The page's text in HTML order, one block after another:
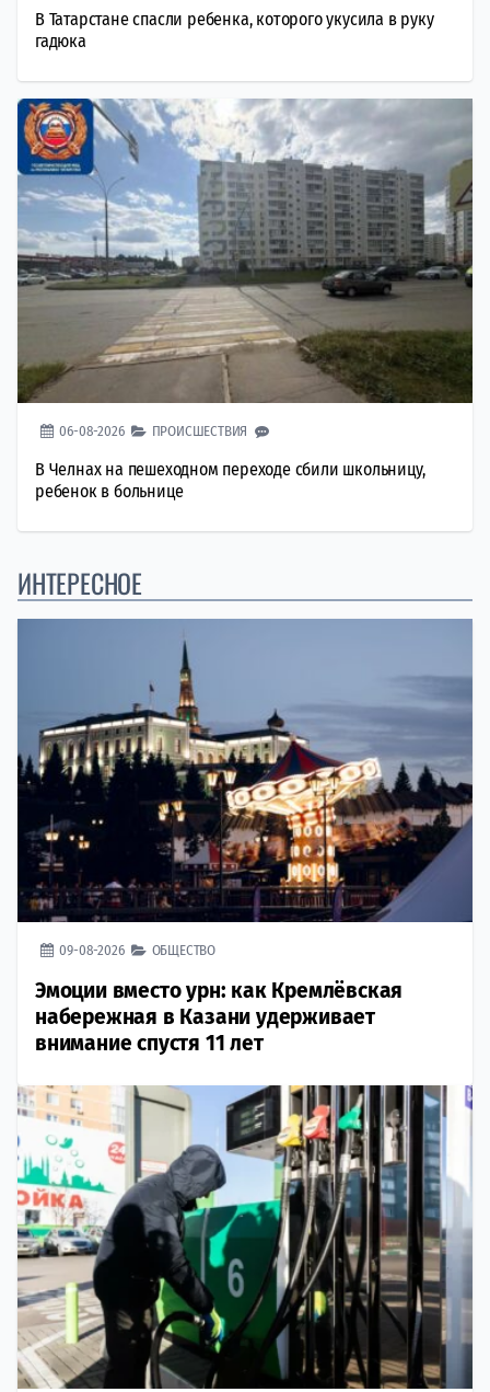
В Татарстане спасли ребенка, которого укусила в руку
гадюка
06-08-2026 ПРОИСШЕСТВИЯ
В Челнах на пешеходном переходе сбили школьницу,
ребенок в больнице
ИНТЕРЕСНОЕ
09-08-2026 ОБЩЕСТВО
Эмоции вместо урн: как Кремлёвская
набережная в Казани удерживает
внимание спустя 11 лет